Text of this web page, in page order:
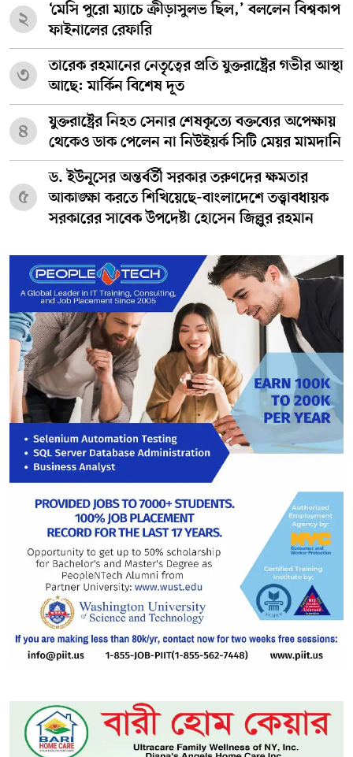
২
‘মেসি পুরো ম্যাচে ক্রীড়াসুলভ ছিল,’ বললেন বিশ্বকাপ
ফাইনালের রেফারি
৩
তারেক রহমানের নেতৃত্বের প্রতি যুক্তরাষ্ট্রের গভীর আস্থা
আছে: মার্কিন বিশেষ দূত
৪
যুক্তরাষ্ট্রের নিহত সেনার শেষকৃত্যে বক্তব্যের অপেক্ষায়
থেকেও ডাক পেলেন না নিউইয়র্ক সিটি মেয়র মামদানি
৫
ড. ইউনূসের অন্তর্বর্তী সরকার তরুণদের ক্ষমতার
আকাঙ্ক্ষা করতে শিখিয়েছে-বাংলাদেশে তত্ত্বাবধায়ক
সরকারের সাবেক উপদেষ্টা হোসেন জিল্লুর রহমান